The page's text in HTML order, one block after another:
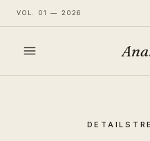
VOL. 01 — 2026
Ana
DETAIL